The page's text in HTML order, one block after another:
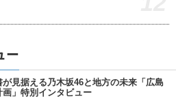
ー
が見据える乃木坂46と地方の未来「広島
画」特別インタビュー